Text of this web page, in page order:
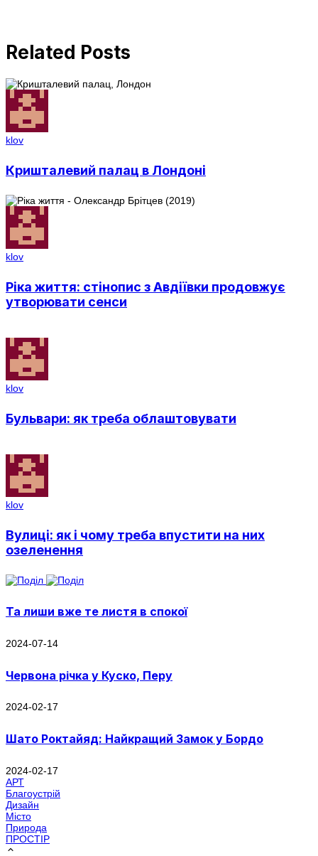
Related Posts
klov
Кришталевий палац в Лондоні
klov
Ріка життя: стінопис з Авдіївки продовжує
утворювати сенси
klov
Бульвари: як треба облаштовувати
klov
Вулиці: як і чому треба впустити на них
озеленення
Та лиши вже те листя в спокої
2024-07-14
Червона річка у Куско, Перу
2024-02-17
Шато Роктайяд: Найкращий Замок у Бордо
2024-02-17
АРТ
Благоустрій
Дизайн
Місто
Природа
ПРОСТІР